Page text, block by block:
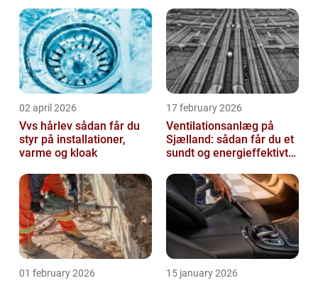
02 april 2026
Vvs hårlev sådan får du
styr på installationer,
varme og kloak
17 february 2026
Ventilationsanlæg på
Sjælland: sådan får du et
sundt og energieffektivt
01 february 2026 15 january 2026